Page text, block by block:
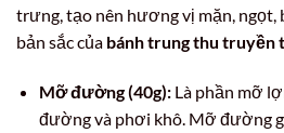
trưng, tạo nên hương vị mặn, ngọt,
bản sắc của bánh trung thu truyền
Mỡ đường (40g):Là phần mỡ
đường và phơi khô. Mỡ đường